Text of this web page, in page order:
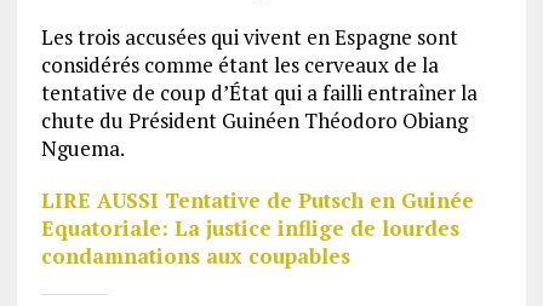
Les trois accusées qui vivent en Espagne sont
considérés comme étant les cerveaux de la
tentative de coup d’État qui a failli entraîner la
chute du Président Guinéen Théodoro Obiang
Nguema.
LIRE AUSSI Tentative de Putsch en Guinée
Equatoriale: La justice inflige de lourdes
condamnations aux coupables